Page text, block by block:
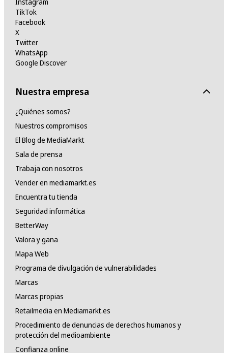
TikTok
Facebook
X
Twitter
WhatsApp
Google Discover
Nuestra empresa
¿Quiénes somos?
Nuestros compromisos
El Blog de MediaMarkt
Sala de prensa
Trabaja con nosotros
Vender en mediamarkt.es
Encuentra tu tienda
Seguridad informática
BetterWay
Valora y gana
Mapa Web
Programa de divulgación de vulnerabilidades
Marcas
Marcas propias
Retailmedia en Mediamarkt.es
Procedimiento de denuncias de derechos humanos y
protección del medioambiente
Confianza online